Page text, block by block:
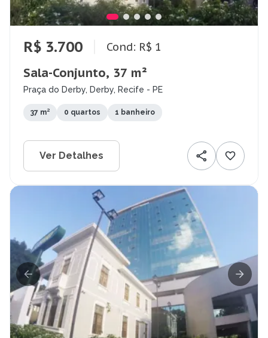
R$ 3.700 Cond: R$ 1
Sala-Conjunto, 37 m²
Praça do Derby, Derby, Recife - PE
37 m² 0 quartos 1 banheiro
Ver Detalhes